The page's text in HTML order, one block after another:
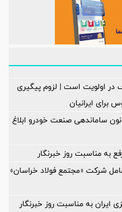
در اولویت است | لزوم پیگیری
برای ایرانیان
آیین نامه اجرایی ماده ۱۰ قانون ساماندهی صنعت خودرو ابلاغ
به مناسبت روز خبرنگار
شرکت «مجتمع فولاد خراسان»
به مناسبت روز خبرنگار